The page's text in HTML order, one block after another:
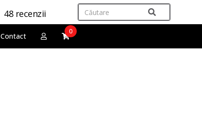
48 recenzii
Contact
0